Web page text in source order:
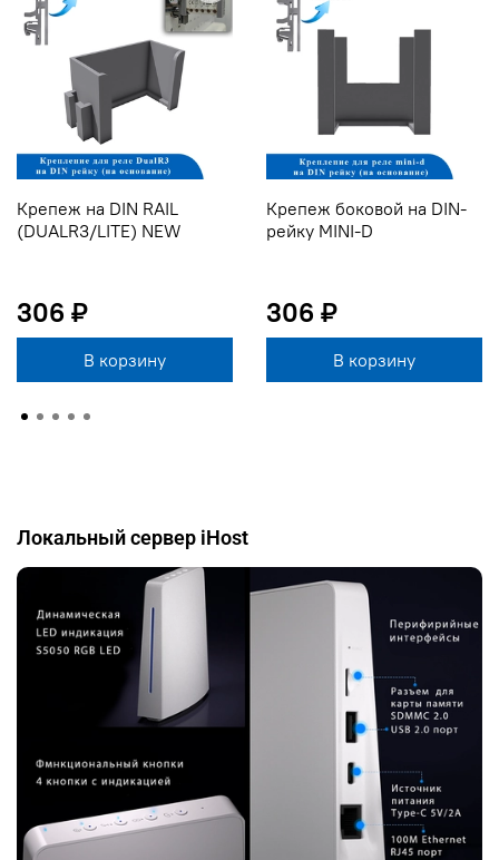
Крепеж на DIN RAIL
(DUALR3/LITE) NEW
306 ₽
В корзину
Крепеж боковой на DIN-
рейку MINI-D
306 ₽
В корзину
Локальный сервер iHost